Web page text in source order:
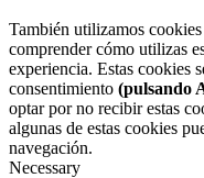
También utilizamos
comprender cómo utilizas
experiencia. Estas cookies
consentimiento (pulsando
optar por no recibir estas
algunas de estas cookies
navegación.
Necessary